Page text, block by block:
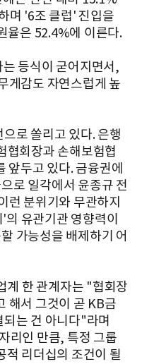
며 '6조 클럽' 진입을
율은 52.4%에 이른다.
등식이 굳어지면서,
게감도 자연스럽게 높
로 쏠리고 있다. 은행
협회장과 손해보험협
앞두고 있다. 금융권에
로 일각에서 윤종규 전
런 분위기와 무관하지
유관기관 영향력이
가능성을 배제하기 어
계 한 관계자는 "협회장
해서 그것이 곧 KB금
는 건 아니다"라며
리인 만큼, 특정 그룹
적 리더십의 조건이 될